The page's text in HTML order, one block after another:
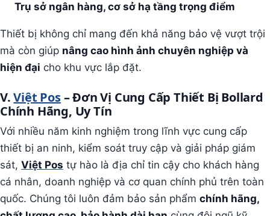
Trụ sở ngân hàng, cơ sở hạ tầng trọng điểm
Thiết bị không chỉ mang đến khả năng bảo vệ vượt trội
mà còn giúp nâng cao hình ảnh chuyên nghiệp và
hiện đại cho khu vực lắp đặt.
V. Việt Pos– Đơn Vị Cung Cấp Thiết Bị Bollard
Chính Hãng, Uy Tín
Với nhiều năm kinh nghiệm trong lĩnh vực cung cấp
thiết bị an ninh, kiểm soát truy cập và giải pháp giám
sát, Việt Pos tự hào là địa chỉ tin cậy cho khách hàng
cá nhân, doanh nghiệp và cơ quan chính phủ trên toàn
quốc. Chúng tôi luôn đảm bảo sản phẩm chính hãng,